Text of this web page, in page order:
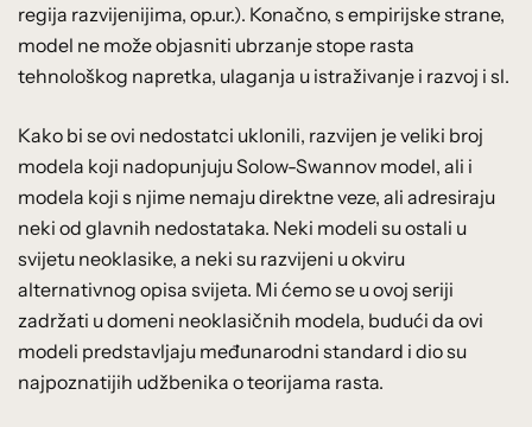
regija razvijenijima, op.ur.). Konačno, s empirijske strane,
model ne može objasniti ubrzanje stope rasta
tehnološkog napretka, ulaganja u istraživanje i razvoj i sl.
Kako bi se ovi nedostatci uklonili, razvijen je veliki broj
modela koji nadopunjuju Solow-Swannov model, ali i
modela koji s njime nemaju direktne veze, ali adresiraju
neki od glavnih nedostataka. Neki modeli su ostali u
svijetu neoklasike, a neki su razvijeni u okviru
alternativnog opisa svijeta. Mi ćemo se u ovoj seriji
zadržati u domeni neoklasičnih modela, budući da ovi
modeli predstavljaju međunarodni standard i dio su
najpoznatijih udžbenika o teorijama rasta.